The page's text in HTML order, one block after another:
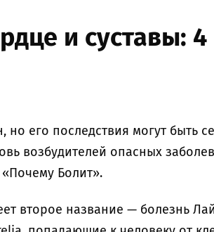
и суставы: 4
но его последствия могут быть
возбудителей опасных
Болит».
второе название — болезнь